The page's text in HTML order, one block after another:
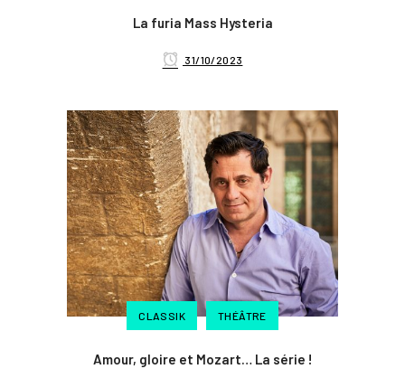
La furia Mass Hysteria
31/10/2023
CLASSIK THÉÂTRE
Amour, gloire et Mozart… La série !